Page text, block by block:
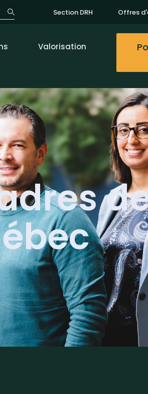
Section DRH Offres
Valorisation